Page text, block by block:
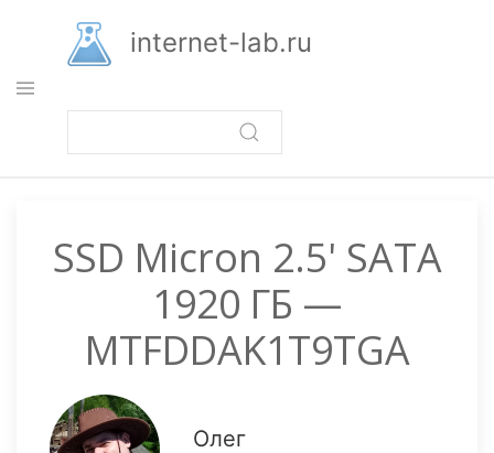
основному
содержанию
internet-lab.ru
SSD Micron 2.5' SATA
1920 ГБ —
MTFDDAK1T9TGA
Олег